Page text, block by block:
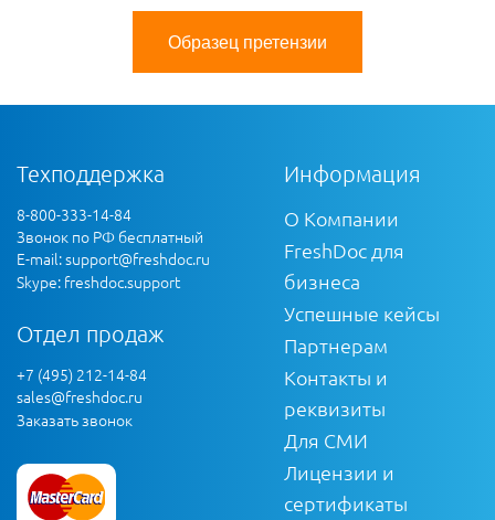
Образец претензии
Техподдержка
8-800-333-14-84
Звонок по РФ бесплатный
E-mail:support@freshdoc.ru
Skype: freshdoc.support
Отдел продаж
+7 (495) 212-14-84
sales@freshdoc.ru
Заказать звонок
Информация
О Компании
FreshDoc для
бизнеса
Успешные кейсы
Партнерам
Контакты и
реквизиты
Для СМИ
Лицензии и
сертификаты